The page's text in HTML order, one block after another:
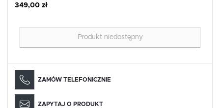
349,00 zł
Produkt niedostępny
ZAMÓW TELEFONICZNIE
ZAPYTAJ O PRODUKT